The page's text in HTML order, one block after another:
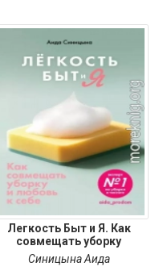
Легкость Быт и Я. Как
совмещать уборку
Синицына Аида